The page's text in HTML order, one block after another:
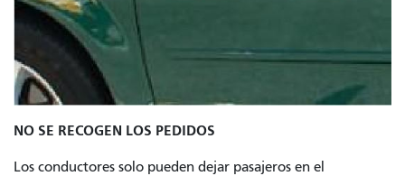
NO SE RECOGEN LOS PEDIDOS
Los conductores solo pueden dejar pasajeros en el